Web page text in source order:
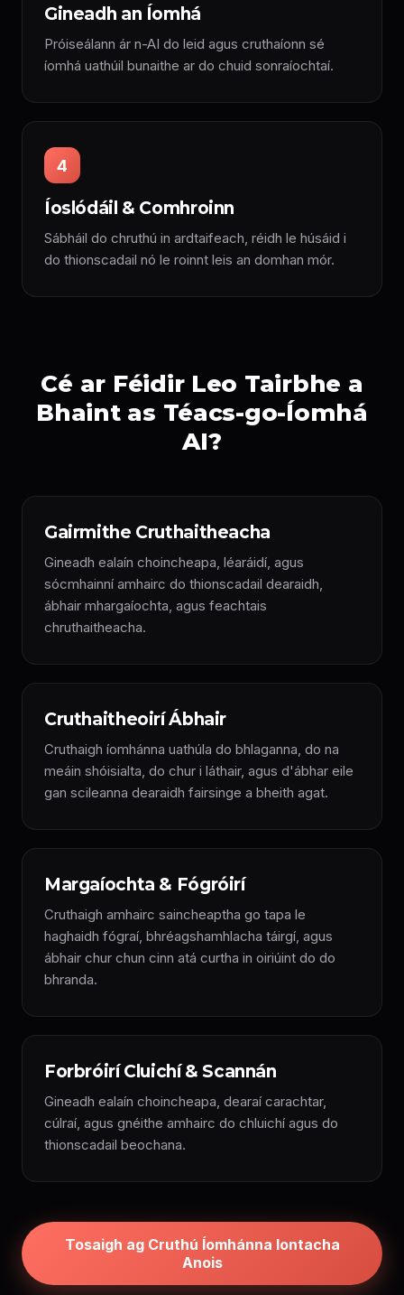
Gineadh an Íomhá
Próiseálann ár n-AI do leid agus cruthaíonn sé
íomhá uathúil bunaithe ar do chuid sonraíochtaí.
4
Íoslódáil & Comhroinn
Sábháil do chruthú in ardtaifeach, réidh le húsáid i
do thionscadail nó le roinnt leis an domhan mór.
Cé ar Féidir Leo Tairbhe a
Bhaint as Téacs-go-Íomhá
AI?
Gairmithe Cruthaitheacha
Gineadh ealaín choincheapa, léaráidí, agus
sócmhainní amhairc do thionscadail dearaidh,
ábhair mhargaíochta, agus feachtais
chruthaitheacha.
Cruthaitheoirí Ábhair
Cruthaigh íomhánna uathúla do bhlaganna, do na
meáin shóisialta, do chur i láthair, agus d'ábhar eile
gan scileanna dearaidh fairsinge a bheith agat.
Margaíochta & Fógróirí
Cruthaigh amhairc saincheaptha go tapa le
haghaidh fógraí, bhréagshamhlacha táirgí, agus
ábhair chur chun cinn atá curtha in oiriúint do do
bhranda.
Forbróirí Cluichí & Scannán
Gineadh ealaín choincheapa, dearaí carachtar,
cúlraí, agus gnéithe amhairc do chluichí agus do
thionscadail beochana.
Tosaigh ag Cruthú Íomhánna Iontacha
Anois